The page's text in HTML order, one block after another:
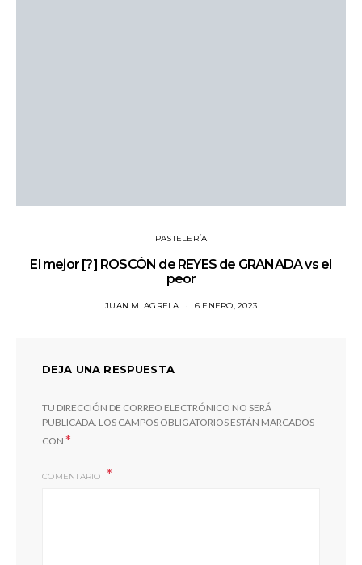
PASTELERÍA
El mejor [?] ROSCÓN de REYES de GRANADA vs el
peor
JUAN M. AGRELA 6 ENERO, 2023
DEJA UNA RESPUESTA
TU DIRECCIÓN DE CORREO ELECTRÓNICO NO SERÁ
PUBLICADA. LOS CAMPOS OBLIGATORIOS ESTÁN MARCADOS
CON *
COMENTARIO